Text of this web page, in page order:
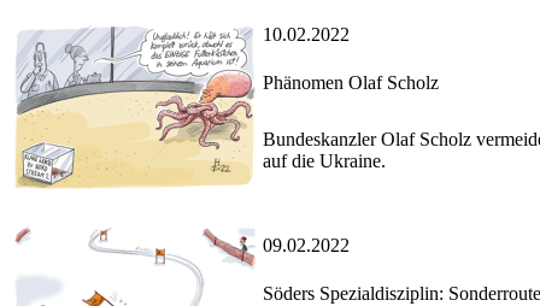
10.02.2022
Phänomen Olaf Scholz
Bundeskanzler Olaf Scholz
auf die Ukraine.
09.02.2022
Söders Spezialdisziplin: Sonderroute